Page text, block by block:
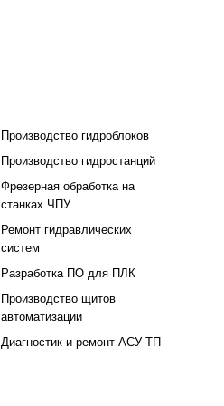
Производство гидроблоков
Производство гидростанций
Фрезерная обработка на
станках ЧПУ
Ремонт гидравлических
систем
Разработка ПО для ПЛК
Производство щитов
автоматизации
Диагностик и ремонт АСУ ТП